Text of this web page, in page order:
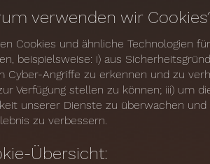
verwenden wir
Cookies und ähnliche Technologien
beispielsweise: i) aus
Cyber-Angriffe zu erkennen und zu
Verfügung stellen zu können; iii) um
unserer Dienste zu überwachen und
zu verbessern.
Übersicht: